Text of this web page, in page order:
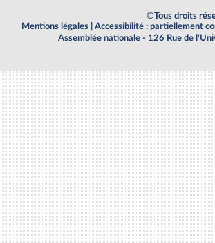
©Tous droits
Mentions légales
Accessibilité : partiellement
Assemblée nationale - 126 Rue de